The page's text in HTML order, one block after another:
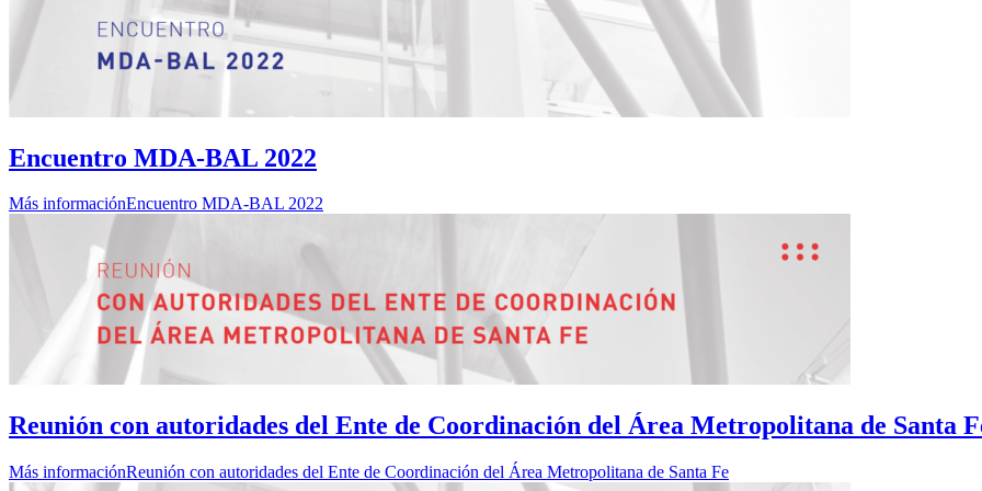
Encuentro MDA-BAL 2022
Más informaciónEncuentro MDA-BAL 2022
Reunión con autoridades del Ente de Coordinación del Área Metropolitana de Santa
Más informaciónReunión con autoridades del Ente de Coordinación del Área Metropolitana de Santa Fe